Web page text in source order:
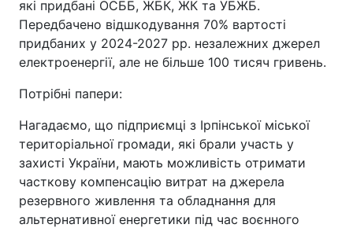
які придбані ОСББ, ЖБК, ЖК та УБЖБ.
Передбачено відшкодування 70% вартості
придбаних у 2024-2027 рр. незалежних джерел
електроенергії, але не більше 100 тисяч гривень.
Потрібні папери:
Нагадаємо, що підприємці з Ірпінської міської
територіальної громади, які брали участь у
захисті України, мають можливість отримати
часткову компенсацію витрат на джерела
резервного живлення та обладнання для
альтернативної енергетики під час воєнного